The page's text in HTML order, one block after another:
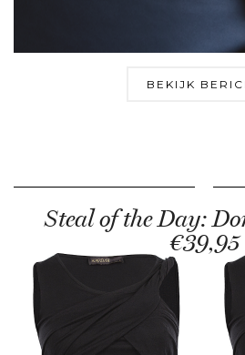
BEKIJK
Steal of the Day:
€39,95